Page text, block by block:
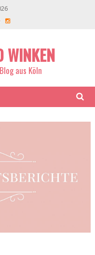
WINKEN
aus Köln